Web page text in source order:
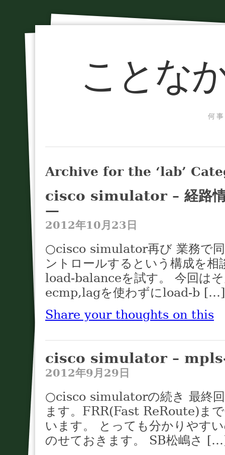
ことな
何
Archive for the ‘lab’
cisco simulator – 経路
—
2012年10月23日
○cisco simulator再び 業務で同
ントロールするという構成を
load-balanceを試す。 今回は
ecmp,lagを使わずにload-b […]
Share your thoughts on this
cisco simulator –
2012年9月29日
○cisco simulatorの続き 最終
ます。FRR(Fast ReRoute)ま
います。 とっても分かりやす
のせておきます。 SB松嶋さ